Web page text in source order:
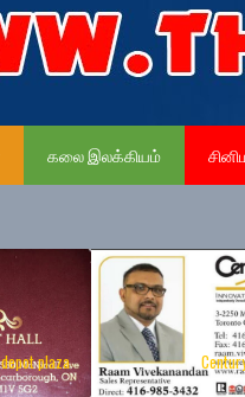
கலை இலக்கியம்
plaza
Thursday, November